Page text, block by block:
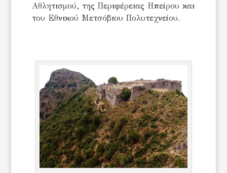
Αθλητισμού, της Περιφέρειας Ηπείρου και
του Εθνικού Μετσόβιου Πολυτεχνείου.